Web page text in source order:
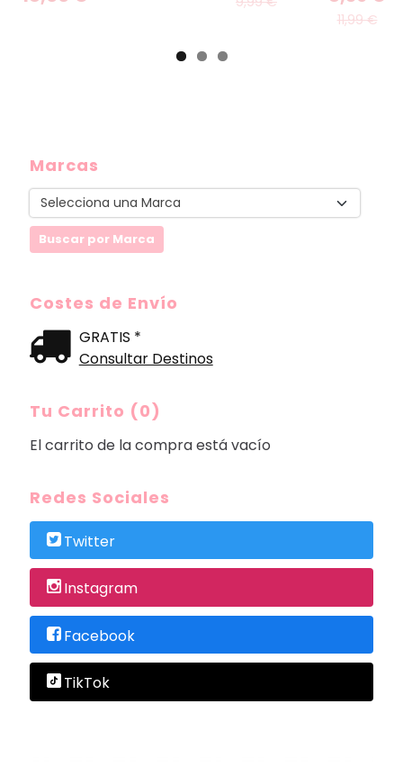
Marcas
Costes de Envío
GRATIS *
Consultar Destinos
Tu Carrito (0)
El carrito de la compra está vacío
Redes Sociales
Twitter
Instagram
Facebook
TikTok
11,99 €